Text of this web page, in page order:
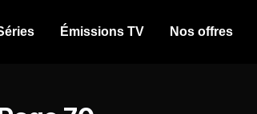
Émissions TV Nos offres